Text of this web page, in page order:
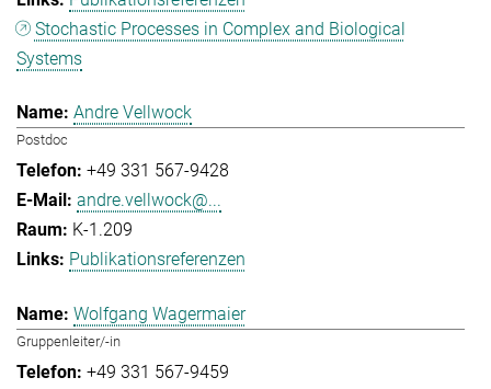
Stochastic Processes in Complex and Biological
Systems
Andre Vellwock
Postdoc
+49 331 567-9428
andre.vellwock@...
K-1.209
Publikationsreferenzen
Wolfgang Wagermaier
Gruppenleiter/-in
+49 331 567-9459